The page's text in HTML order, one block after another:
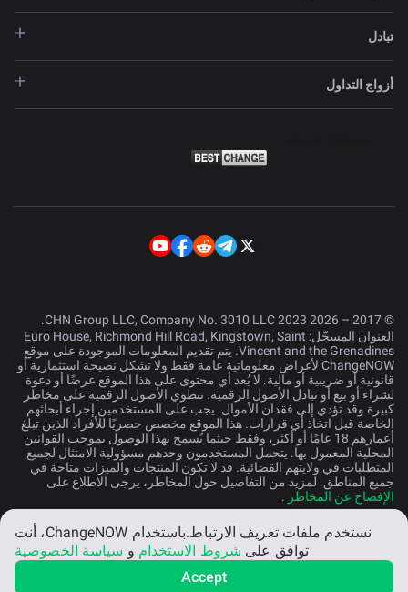
تبادل
أزواج التداول
© 2017 – 2026 CHN Group LLC, Company No. 3010 LLC 2023.
العنوان المسجّل: Euro House, Richmond Hill Road, Kingstown, Saint
Vincent and the Grenadines. يتم تقديم المعلومات الموجودة على موقع
ChangeNOW لأغراض معلوماتية عامة فقط ولا تشكل نصيحة استثمارية أو
قانونية أو ضريبية أو مالية. لا يُعد أي محتوى على هذا الموقع عرضًا أو دعوة
لشراء أو بيع أو تبادل الأصول الرقمية. تنطوي الأصول الرقمية على مخاطر
كبيرة وقد تؤدي إلى فقدان الأموال. يجب على المستخدمين إجراء أبحاثهم
الخاصة قبل اتخاذ أي قرارات. هذا الموقع مخصص حصريًا للأفراد الذين تبلغ
أعمارهم 18 عامًا أو أكثر، وفقط حيثما يُسمح بهذا الوصول بموجب القوانين
المحلية المعمول بها. يتحمل المستخدمون وحدهم مسؤولية الامتثال لجميع
المتطلبات في ولايتهم القضائية. قد لا تكون المنتجات والميزات متاحة في
جميع المناطق. لمزيد من التفاصيل حول المخاطر، يرجى الاطلاع على
الإفصاح عن المخاطر .
العربية
نستخدم ملفات تعريف الارتباط.
باستخدام ChangeNOW، أنت
توافق على شروط الاستخدام و سياسة الخصوصية
Accept